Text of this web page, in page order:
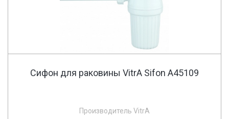
Сифон для раковины VitrA Sifon A45109
Производитель VitrA